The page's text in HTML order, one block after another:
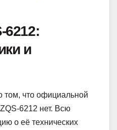
6212:
и
том, что официальной
6212 нет. Всю
о её технических